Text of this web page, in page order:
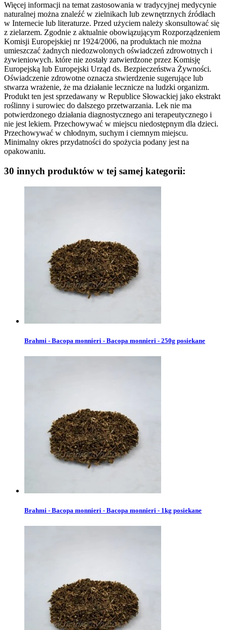
Więcej informacji na temat zastosowania w tradycyjnej medycynie
naturalnej można znaleźć w zielnikach lub zewnętrznych źródłach
w Internecie lub literaturze. Przed użyciem należy skonsultować się
z zielarzem. Zgodnie z aktualnie obowiązującym Rozporządzeniem
Komisji Europejskiej nr 1924/2006, na produktach nie można
umieszczać żadnych niedozwolonych oświadczeń zdrowotnych i
żywieniowych. które nie zostały zatwierdzone przez Komisję
Europejską lub Europejski Urząd ds. Bezpieczeństwa Żywności.
Oświadczenie zdrowotne oznacza stwierdzenie sugerujące lub
stwarza wrażenie, że ma działanie lecznicze na ludzki organizm.
Produkt ten jest sprzedawany w Republice Słowackiej jako ekstrakt
roślinny i surowiec do dalszego przetwarzania. Lek nie ma
potwierdzonego działania diagnostycznego ani terapeutycznego i
nie jest lekiem. Przechowywać w miejscu niedostępnym dla dzieci.
Przechowywać w chłodnym, suchym i ciemnym miejscu.
Minimalny okres przydatności do spożycia podany jest na
opakowaniu.
30 innych produktów w tej samej kategorii:
Brahmi - Bacopa monnieri - Bacopa monnieri - 250g posiekane
Brahmi - Bacopa monnieri - Bacopa monnieri - 1kg posiekane